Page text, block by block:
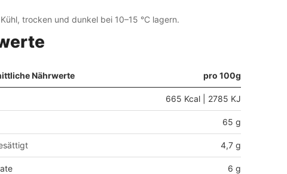
Kühl, trocken und dunkel bei 10–15 °C lagern.
Nährwerte pro 100g
665 Kcal | 2785 KJ
65 g
4,7 g
6 g